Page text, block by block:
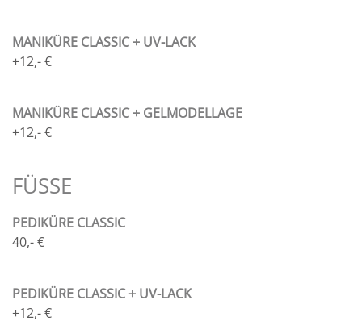
MANIKÜRE CLASSIC + UV-LACK
+12,- €
MANIKÜRE CLASSIC + GELMODELLAGE
+12,- €
FÜSSE
PEDIKÜRE CLASSIC
40,- €
PEDIKÜRE CLASSIC + UV-LACK
+12,- €